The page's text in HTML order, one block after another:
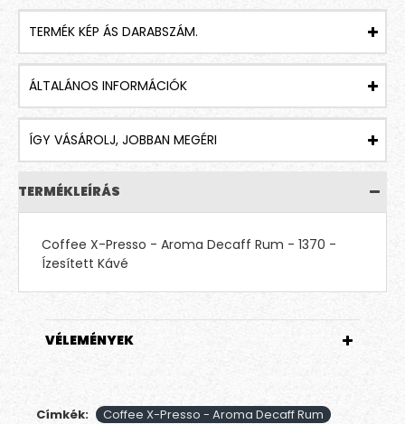
TERMÉK KÉP ÁS DARABSZÁM.
ÁLTALÁNOS INFORMÁCIÓK
ÍGY VÁSÁROLJ, JOBBAN MEGÉRI
TERMÉKLEÍRÁS
Coffee X-Presso - Aroma Decaff Rum - 1370 -
Ízesített Kávé
VÉLEMÉNYEK
Címkék:
Coffee X-Presso - Aroma Decaff Rum